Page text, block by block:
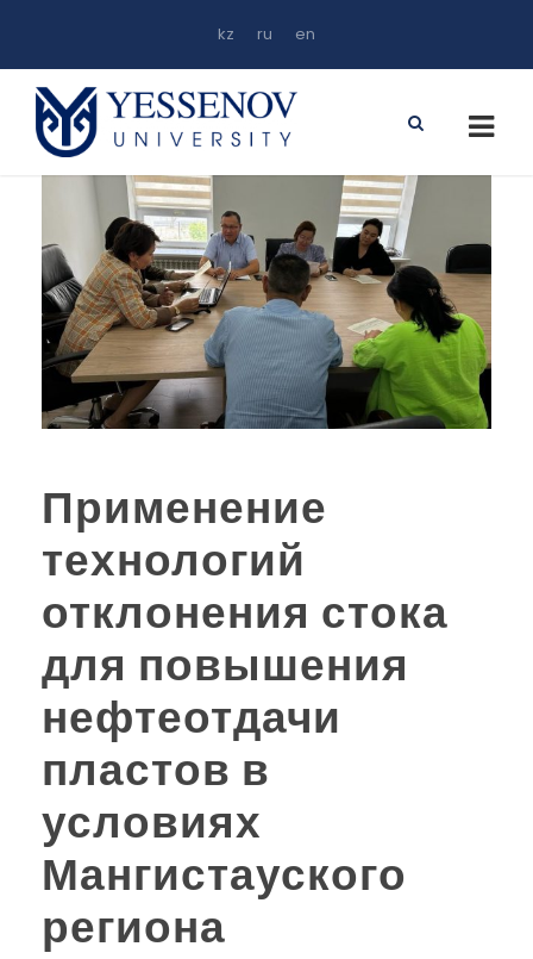
kz ru en
Применение
технологий
отклонения стока
для повышения
нефтеотдачи
пластов в
условиях
Мангистауского
региона